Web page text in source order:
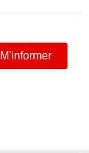
M'informer